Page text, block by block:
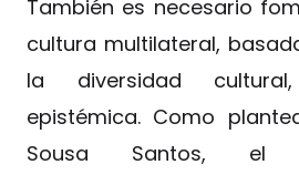
También es necesario
cultura multilateral,
la diversidad
epistémica. Como
Sousa Santos, el